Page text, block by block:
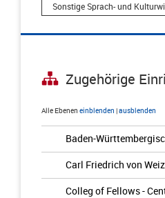
Sonstige Sprach- und
Zugehörige
Alle Ebenen einblenden |ausblenden
Baden-
Carl Friedrich von
Colleg of Fellows -